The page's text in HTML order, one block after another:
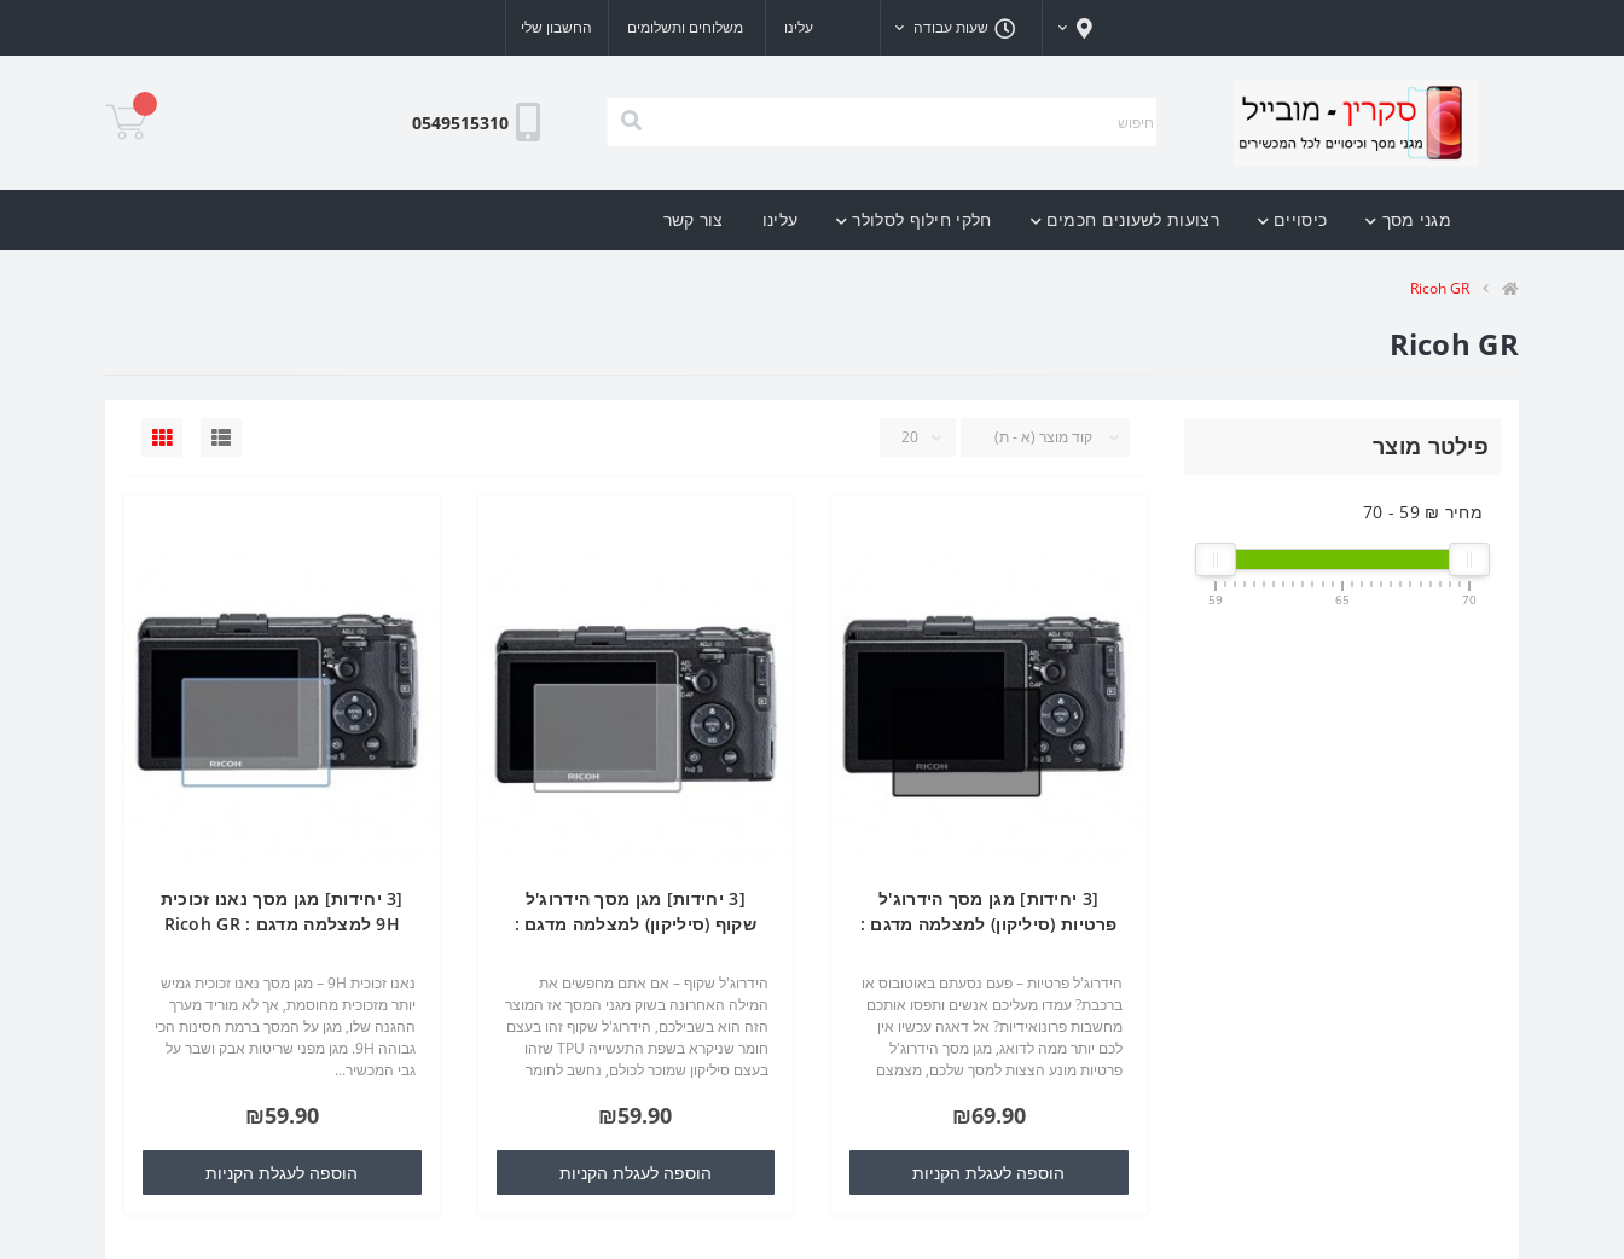
שעות עבודה עלינו משלוחים ותשלומים החשבון שלי
0549515310
מגני מסך כיסויים רצועות לשעונים חכמים חלקי חילוף לסלולר עלינו צור קשר
Ricoh GR
Ricoh GR
פילטר מוצר
מחיר ₪59
-
70
59 65 70
[3 יחידות] מגן מסך הידרוג'ל
פרטיות (סיליקון) למצלמה מדגם :
הידרוג'ל פרטיות – פעם נסעתם באוטובוס או
ברכבת? עמדו מעליכם אנשים ותפסו אותכם
מחשבות פרונואידיות? אל דאגה עכשיו אין
לכם יותר ממה לדואג, מגן מסך הידרוג'ל
פרטיות מונע הצצות למסך שלכם, מצמצם
לא פוגע בראיה מלפנים המכשיר..
₪69.90
הוספה לעגלת הקניות
[3 יחידות] מגן מסך הידרוג'ל
שקוף (סיליקון) למצלמה מדגם :
הידרוג'ל שקוף – אם אתם מחפשים את
המילה האחרונה בשוק מגני המסך אז המוצר
הזה הוא בשבילכם, הידרוג'ל שקוף זהו בעצם
חומר שניקרא בשפת התעשייה TPU שזהו
בעצם סיליקון שמוכר לכולם, נחשב לחומר
₪59.90
הוספה לעגלת הקניות
[3 יחידות] מגן מסך נאנו זכוכית
9H למצלמה מדגם : Ricoh GR
נאנו זכוכית 9H – מגן מסך נאנו זכוכית גמיש
יותר מזכוכית מחוסמת, אך לא מוריד מערך
ההגנה שלו, מגן על המסך ברמת חסינות הכי
גבוהה 9H. מגן מפני שריטות אבק ושבר על
גבי המכשיר...
₪59.90
הוספה לעגלת הקניות